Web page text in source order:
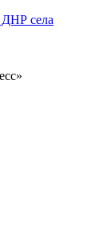
ДНР села